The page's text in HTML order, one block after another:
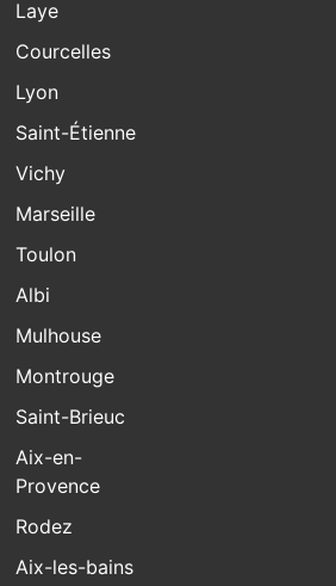
Laye
Courcelles
Lyon
Saint-Étienne
Vichy
Marseille
Toulon
Albi
Mulhouse
Montrouge
Saint-Brieuc
Aix-en-
Provence
Rodez
Aix-les-bains